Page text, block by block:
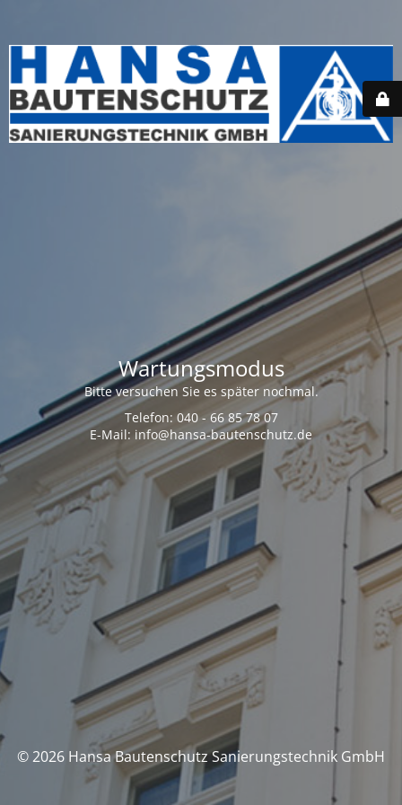
Wartungsmodus
Bitte versuchen Sie es später nochmal.
Telefon: 040 - 66 85 78 07
E-Mail: info@hansa-bautenschutz.de
© 2026 Hansa Bautenschutz Sanierungstechnik GmbH